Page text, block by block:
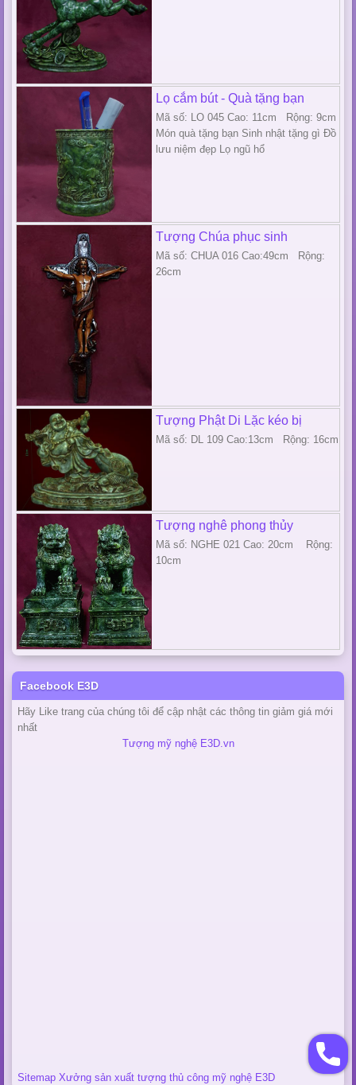
Lọ cắm bút - Quà tặng bạn
Mã số: LO 045 Cao: 11cm Rộng: 9cm
Món quà tặng bạn Sinh nhật tặng gì Đồ
lưu niệm đẹp Lọ ngũ hổ
Tượng Chúa phục sinh
Mã số: CHUA 016 Cao:49cm Rộng:
26cm
Tượng Phật Di Lặc kéo bị
Mã số: DL 109 Cao:13cm Rộng: 16cm
Tượng nghê phong thủy
Mã số: NGHE 021 Cao: 20cm Rộng:
10cm
Facebook E3D
Hãy Like trang của chúng tôi để cập nhật các thông tin giảm giá mới
nhất
Tượng mỹ nghệ E3D.vn
Sitemap Xưởng sản xuất tượng thủ công mỹ nghệ E3D